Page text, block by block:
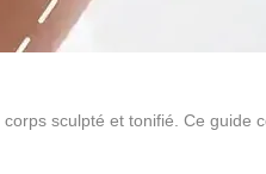
sculpté et tonifié. Ce guide